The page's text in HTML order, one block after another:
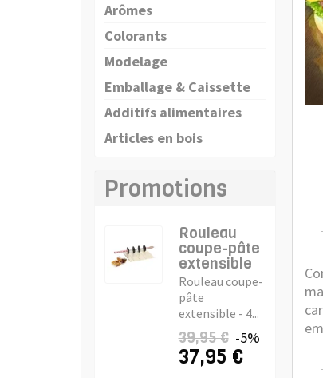
Arômes
Colorants
Modelage
Emballage & Caissette
Additifs alimentaires
Articles en bois
Promotions
Rouleau
coupe-pâte
extensible
Rouleau coupe-
pâte
extensible - 4...
39,95 € -5%
37,95 €